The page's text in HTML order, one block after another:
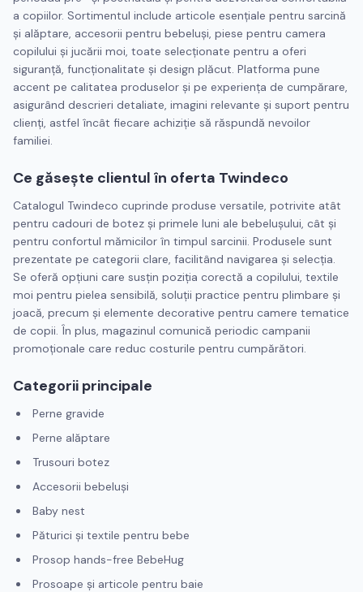
a copiilor. Sortimentul include articole esențiale pentru sarcină
și alăptare, accesorii pentru bebeluși, piese pentru camera
copilului și jucării moi, toate selecționate pentru a oferi
siguranță, funcționalitate și design plăcut. Platforma pune
accent pe calitatea produselor și pe experiența de cumpărare,
asigurând descrieri detaliate, imagini relevante și suport pentru
clienți, astfel încât fiecare achiziție să răspundă nevoilor
familiei.
Ce găsește clientul în oferta Twindeco
Catalogul Twindeco cuprinde produse versatile, potrivite atât
pentru cadouri de botez și primele luni ale bebelușului, cât și
pentru confortul mămicilor în timpul sarcinii. Produsele sunt
prezentate pe categorii clare, facilitând navigarea și selecția.
Se oferă opțiuni care susțin poziția corectă a copilului, textile
moi pentru pielea sensibilă, soluții practice pentru plimbare și
joacă, precum și elemente decorative pentru camere tematice
de copii. În plus, magazinul comunică periodic campanii
promoționale care reduc costurile pentru cumpărători.
Categorii principale
Perne gravide
Perne alăptare
Trusouri botez
Accesorii bebeluși
Baby nest
Păturici și textile pentru bebe
Prosop hands-free BebeHug
Prosoape și articole pentru baie